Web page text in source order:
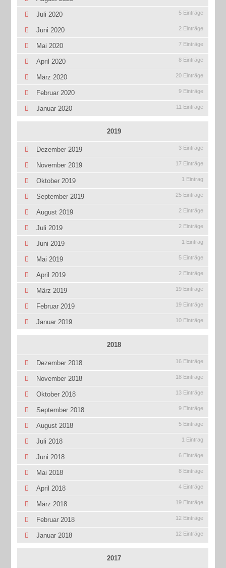
Juli 2020 5 Einträge
Juni 2020 2 Einträge
Mai 2020 7 Einträge
April 2020 8 Einträge
März 2020 20 Einträge
Februar 2020 9 Einträge
Januar 2020 11 Einträge
2019
Dezember 2019 3 Einträge
November 2019 17 Einträge
Oktober 2019 1 Eintrag
September 2019 25 Einträge
August 2019 2 Einträge
Juli 2019 2 Einträge
Juni 2019 1 Eintrag
Mai 2019 5 Einträge
April 2019 2 Einträge
März 2019 19 Einträge
Februar 2019 19 Einträge
Januar 2019 10 Einträge
2018
Dezember 2018 16 Einträge
November 2018 18 Einträge
Oktober 2018 13 Einträge
September 2018 9 Einträge
August 2018 5 Einträge
Juli 2018 1 Eintrag
Juni 2018 6 Einträge
Mai 2018 8 Einträge
April 2018 4 Einträge
März 2018 19 Einträge
Februar 2018 12 Einträge
Januar 2018 12 Einträge
2017